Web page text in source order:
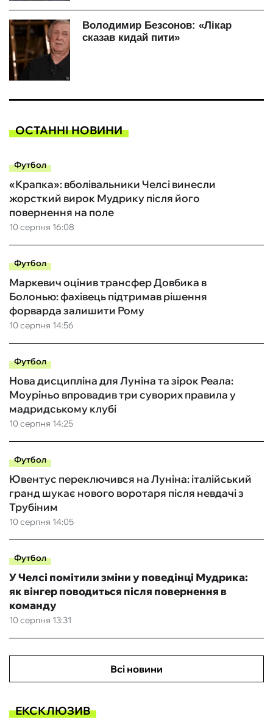
ОСТАННІ НОВИНИ
Футбол
10 серпня 16:08
«Крапка»: вболівальники Челсі винесли
жорсткий вирок Мудрику після його
повернення на поле
Футбол
10 серпня 14:56
Маркевич оцінив трансфер Довбика в
Болонью: фахівець підтримав рішення
форварда залишити Рому
Футбол
10 серпня 14:25
Нова дисципліна для Луніна та зірок Реала:
Моуріньо впровадив три суворих правила у
мадридському клубі
Футбол
10 серпня 14:05
Ювентус переключився на Луніна: італійський
гранд шукає нового воротаря після невдачі з
Трубіним
Футбол
10 серпня 13:31
У Челсі помітили зміни у поведінці Мудрика:
як вінгер поводиться після повернення в
команду
Всі новини
ЕКСКЛЮЗИВ